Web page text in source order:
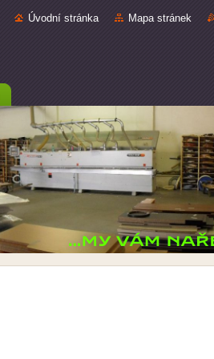
Úvodní stránka Mapa stránek